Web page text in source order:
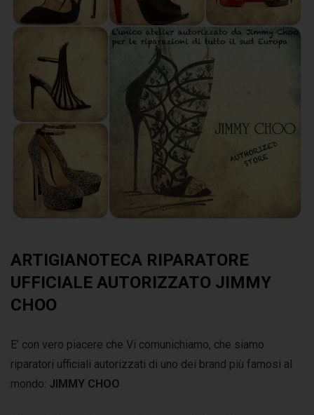
ARTIGIANOTECA RIPARATORE
UFFICIALE AUTORIZZATO JIMMY
CHOO
E’ con vero piacere che Vi comunichiamo, che siamo
riparatori ufficiali autorizzati di uno dei brand più famosi al
mondo: JIMMY CHOO